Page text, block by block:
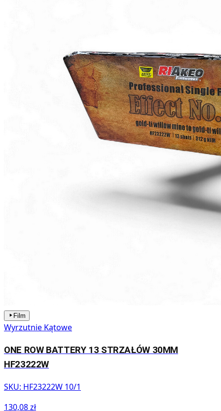
Film
Wyrzutnie Kątowe
ONE ROW BATTERY 13 STRZAŁÓW 30MM
HF23222W
SKU: HF23222W 10/1
130,08 zł